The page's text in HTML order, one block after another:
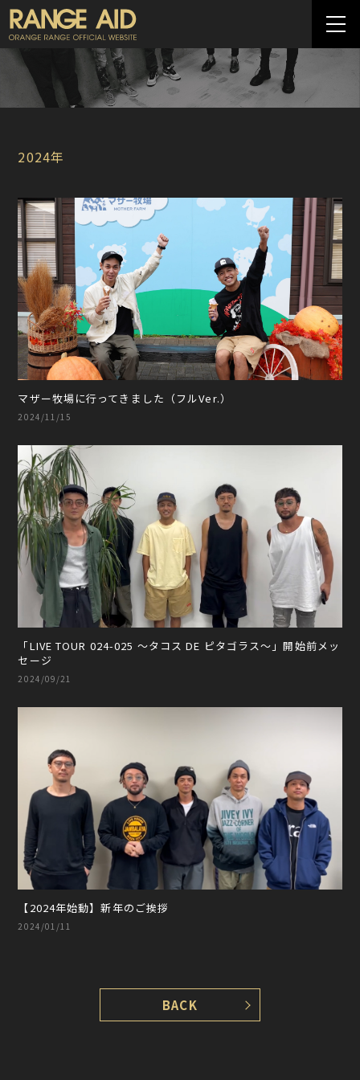
2024年
マザー牧場に行ってきました（フルVer.）
2024/11/15
「LIVE TOUR 024-025 〜タコス DE ピタゴラス〜」開始前メッ
セージ
2024/09/21
【2024年始動】新年のご挨拶
2024/01/11
BACK